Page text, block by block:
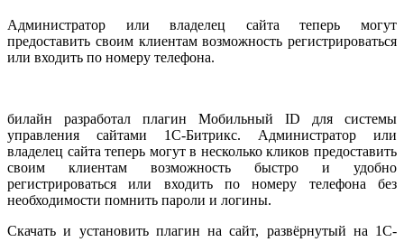
Администратор или владелец сайта теперь могут
предоставить своим клиентам возможность регистрироваться
или входить по номеру телефона.
билайн разработал плагин Мобильный ID
для системы
управления сайтами 1С-Битрикс. Администратор или
владелец сайта теперь могут в несколько кликов предоставить
своим клиентам возможность быстро и удобно
регистрироваться или входить по номеру телефона без
необходимости помнить пароли и логины.
Скачать и установить плагин на сайт, развёрнутый на 1C-